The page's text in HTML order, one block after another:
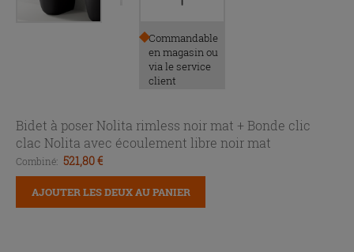
Commandable
en magasin ou
via le service
client
Bidet à poser Nolita rimless noir mat + Bonde clic
clac Nolita avec écoulement libre noir mat
Combiné: 521,80 €
AJOUTER LES DEUX AU PANIER